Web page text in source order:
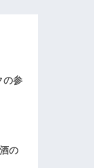
の参
の